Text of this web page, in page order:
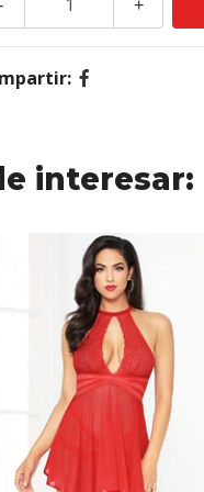
+
interesar: